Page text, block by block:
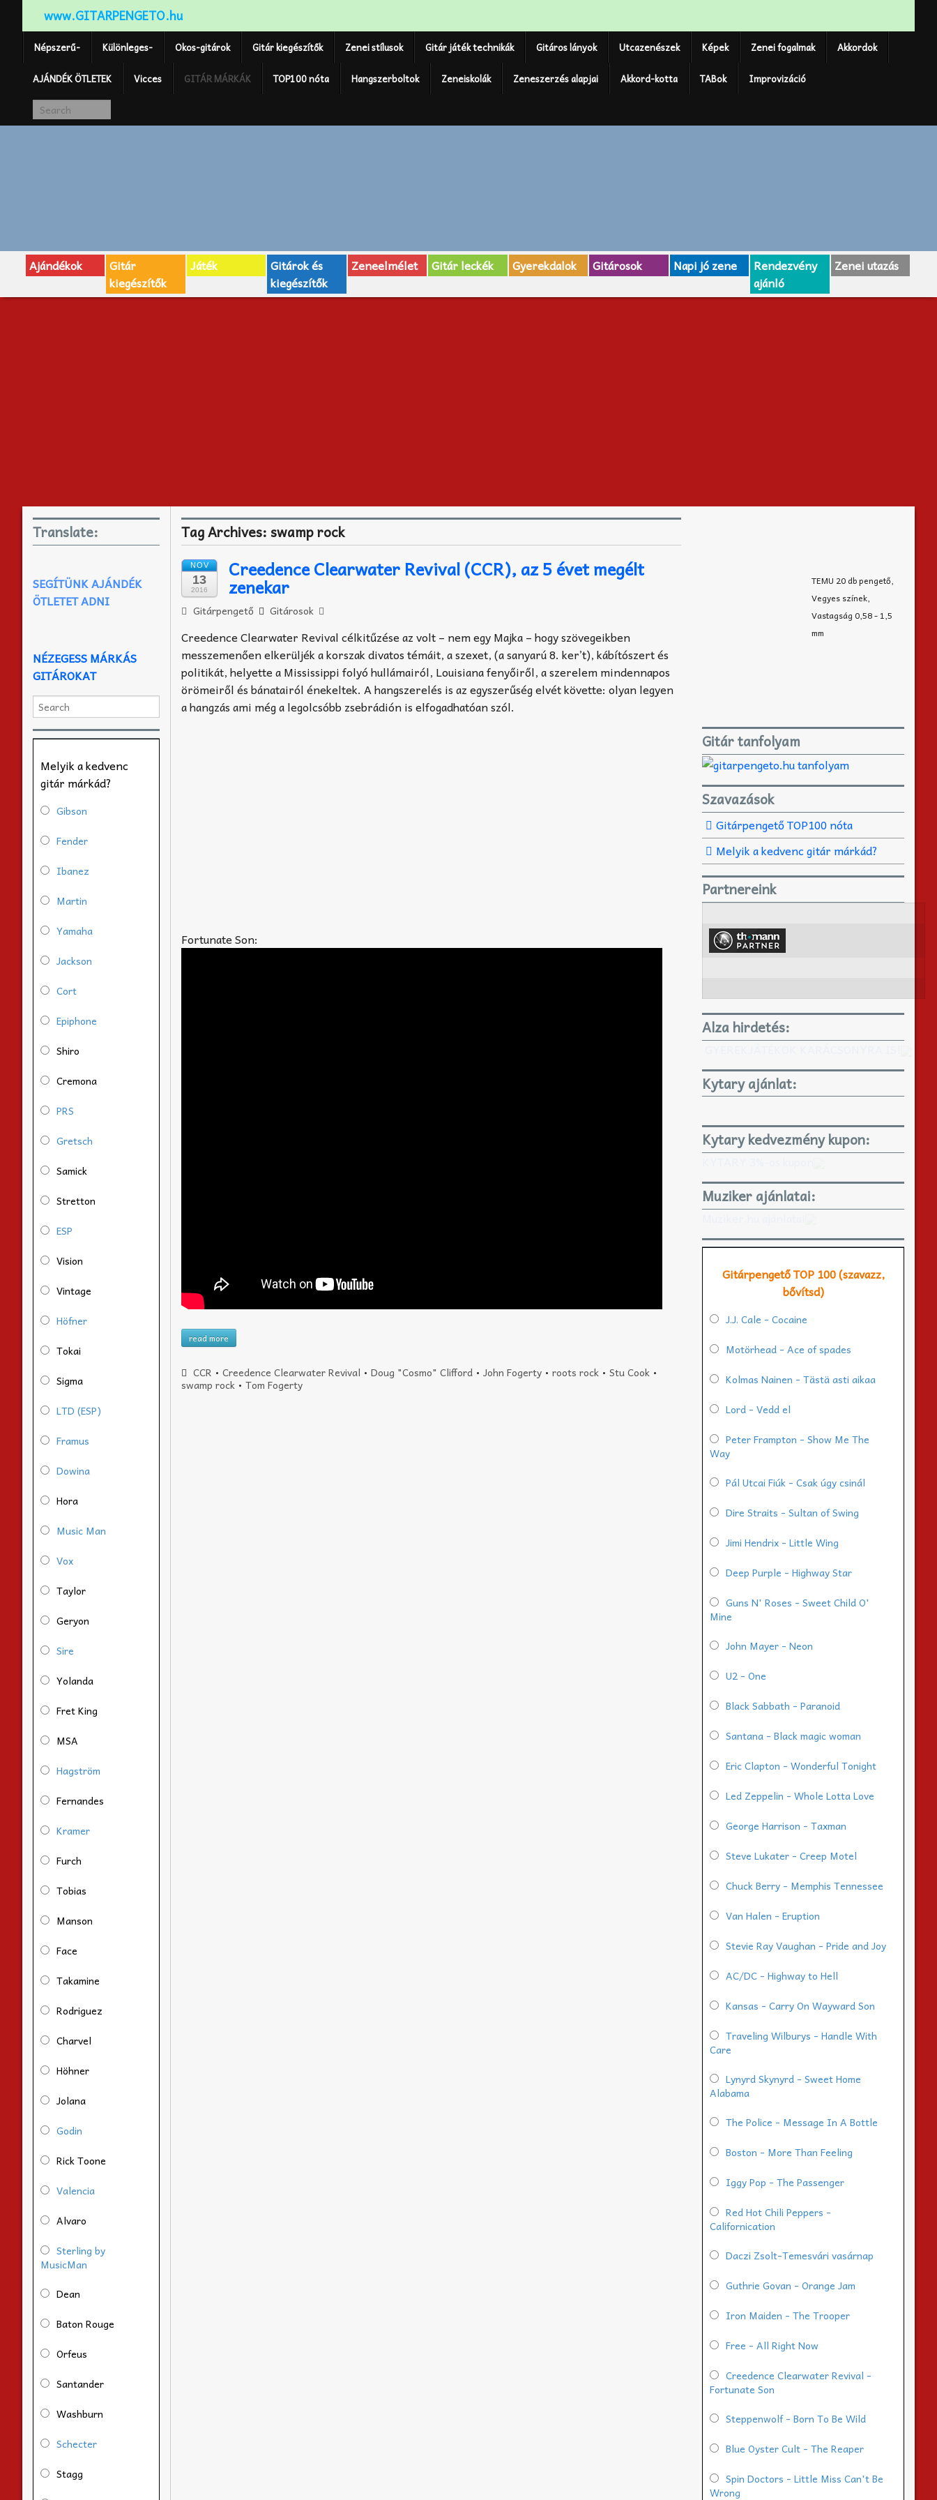
www.GITARPENGETO.hu
Népszerű- Különleges- Okos-gitárok Gitár kiegészítők Zenei stílusok Gitár játék technikák Gitáros lányok Utcazenészek Képek Zenei fogalmak Akkordok
AJÁNDÉK ÖTLETEK Vicces GITÁR MÁRKÁK TOP100 nóta Hangszerboltok Zeneiskolák Zeneszerzés alapjai Akkord-kotta TABok Improvizáció
Ajándékok
Gitár
kiegészítők
Játék
Gitárok és
kiegészítők
Zeneelmélet Gitár leckék Gyerekdalok Gitárosok Napi jó zene
Rendezvény
ajánló
Zenei utazás
Tag Archives:swamp rock
NOV
13
2016
Creedence Clearwater Revival (CCR), az 5 évet megélt
zenekar
Gitárpengető Gitárosok
Creedence Clearwater Revival célkitűzése az volt – nem egy Majka – hogy szövegeikben
messzemenően elkerüljék a korszak divatos témáit, a szexet, (a sanyarú 8. ker’t), kábítószert és
politikát, helyette a Mississippi folyó hullámairól, Louisiana fenyőiről, a szerelem mindennapos
örömeiről és bánatairól énekeltek. A hangszerelés is az egyszerűség elvét követte: olyan legyen
a hangzás ami még a legolcsóbb zsebrádión is elfogadhatóan szól.
Fortunate Son:
read more
CCR • Creedence Clearwater Revival • Doug "Cosmo" Clifford• John Fogerty• roots rock• Stu Cook•
swamp rock •Tom Fogerty
Translate:
SEGÍTÜNK AJÁNDÉK
ÖTLETET ADNI
NÉZEGESS MÁRKÁS
GITÁROKAT
Melyik a kedvenc
gitár márkád?
Gibson
Fender
Ibanez
Martin
Yamaha
Jackson
Cort
Epiphone
Shiro
Cremona
PRS
Gretsch
Samick
Stretton
ESP
Vision
Vintage
Höfner
Tokai
Sigma
LTD (ESP)
Framus
Dowina
Hora
Music Man
Vox
Taylor
Geryon
Sire
Yolanda
Fret King
MSA
Hagström
Fernandes
Kramer
Furch
Tobias
Manson
Face
Takamine
Rodriguez
Charvel
Höhner
Jolana
Godin
Rick Toone
Valencia
Alvaro
Sterling by
MusicMan
Dean
Baton Rouge
Orfeus
Santander
Washburn
Schecter
Stagg
TEMU 20 db pengető,
Vegyes színek,
Vastagság 0,58 - 1,5
mm
Gitár tanfolyam
Szavazások
Gitárpengető TOP100 nóta
Melyik a kedvenc gitár márkád?
Partnereink
Alza hirdetés:
Kytary ajánlat:
Kytary kedvezmény kupon:
Muziker ajánlatai:
Gitárpengető TOP 100 (szavazz,
bővítsd)
J.J. Cale - Cocaine
Motörhead - Ace of spades
Kolmas Nainen - Tästä asti aikaa
Lord - Vedd el
Peter Frampton - Show Me The
Way
Pál Utcai Fiúk - Csak úgy csinál
Dire Straits - Sultan of Swing
Jimi Hendrix - Little Wing
Deep Purple - Highway Star
Guns N' Roses - Sweet Child O'
Mine
John Mayer - Neon
U2 - One
Black Sabbath - Paranoid
Santana - Black magic woman
Eric Clapton - Wonderful Tonight
Led Zeppelin - Whole Lotta Love
George Harrison - Taxman
Steve Lukater - Creep Motel
Chuck Berry - Memphis Tennessee
Van Halen - Eruption
Stevie Ray Vaughan - Pride and Joy
AC/DC - Highway to Hell
Kansas - Carry On Wayward Son
Traveling Wilburys - Handle With
Care
Lynyrd Skynyrd - Sweet Home
Alabama
The Police - Message In A Bottle
Boston - More Than Feeling
Iggy Pop - The Passenger
Red Hot Chili Peppers -
Californication
Daczi Zsolt-Temesvári vasárnap
Guthrie Govan - Orange Jam
Iron Maiden - The Trooper
Free - All Right Now
Creedence Clearwater Revival -
Fortunate Son
Steppenwolf - Born To Be Wild
Blue Oyster Cult - The Reaper
Spin Doctors - Little Miss Can't Be
Wrong